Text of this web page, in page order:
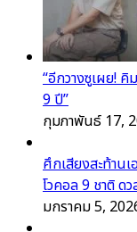
“อีกวางซูเผย!
9 ปี”
กุมภาพันธ์ 17,
ศึกเสียงสะท้านเ
โวคอล 9 ชาติ ด
มกราคม 5,